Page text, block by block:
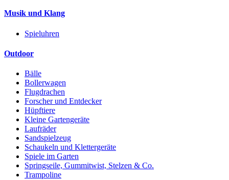
Musik und Klang
Spieluhren
Outdoor
Bälle
Bollerwagen
Flugdrachen
Forscher und Entdecker
Hüpftiere
Kleine Gartengeräte
Laufräder
Sandspielzeug
Schaukeln und Klettergeräte
Spiele im Garten
Springseile, Gummitwist, Stelzen & Co.
Trampoline